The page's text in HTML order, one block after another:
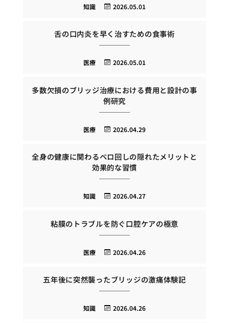
2026.05.01
知識
舌の口内炎を早く治すための食事術
2026.05.01
医療
多数欠損のブリッジ治療における費用と設計の事
例研究
2026.04.29
医療
全身の健康に関わるベロ回しの隠れたメリットと
効果的な習慣
2026.04.27
知識
粘膜のトラブルを防ぐ口腔ケアの極意
2026.04.26
医療
五年後に突然襲ったブリッジの激痛体験記
2026.04.26
知識